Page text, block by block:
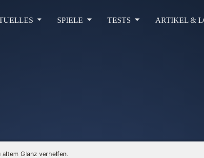
SPIELE TESTS ARTIKEL &
Glanz verhelfen.